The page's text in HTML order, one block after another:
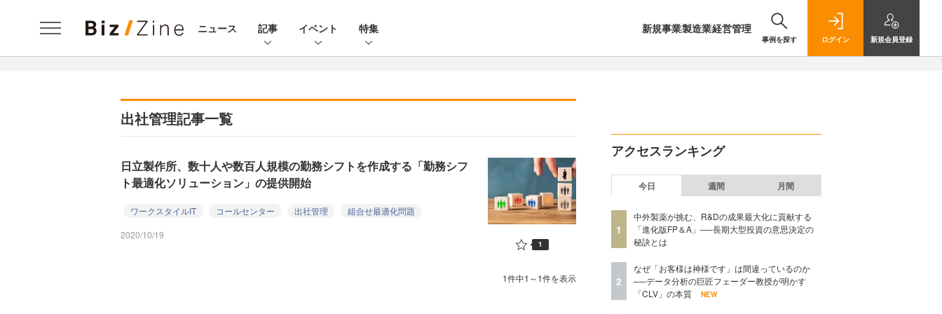
ニュース 記事 イベント 特集 新規事業製造業経営管理
事例を探す ログイン 新規会員登録
出社管理記事一覧
日立製作所、数十人や数百人規模の勤務シフトを作成する「勤務シフ
ト最適化ソリューション」の提供開始
ワークスタイルIT コールセンター 出社管理
組合せ最適化問題
2020/10/19
1
1件中1～1件を表示
アクセスランキング
今日 週間 月間
1
中外製薬が挑む、R&Dの成果最大化に貢献する
「進化版FP＆A」──長期大型投資の意思決定の
秘訣とは
2
なぜ「お客様は神様です」は間違っているのか
──データ分析の巨匠フェーダー教授が明かす
「CLV」の本質
NEW